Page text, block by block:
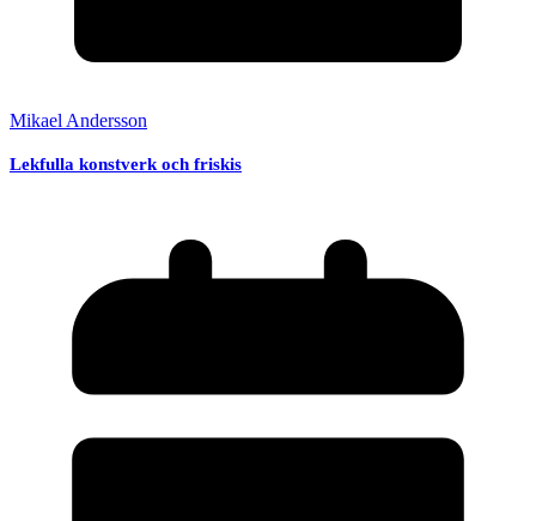
Mikael Andersson
Lekfulla konstverk och friskis